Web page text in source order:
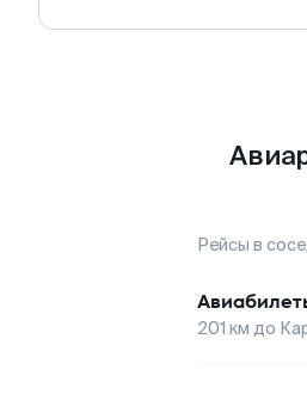
Рейсы в
201 км до